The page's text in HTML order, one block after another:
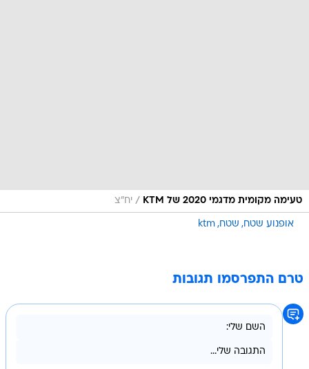
טעימה מקומית מדגמי 2020 של KTM / יח"צ
אופנוע שטח שטח ktm
טרם התפרסמו תגובות